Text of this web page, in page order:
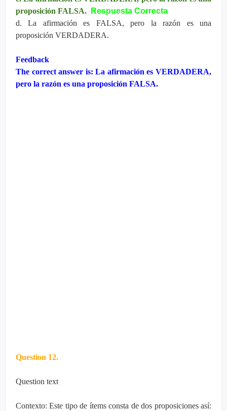
proposición FALSA.
Respuesta Correcta
d. La afirmación es FALSA, pero la razón es una
proposición VERDADERA.
Feedback
The correct answer is: La afirmación es VERDADERA,
pero la razón es una proposición FALSA.
Question 12.
Question text
Contexto: Este tipo de ítems consta de dos proposiciones así: